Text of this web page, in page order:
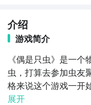
介绍
游戏简介
《偶是只虫》是一
虫，打算去参加虫
格来说这个游戏一开
展开